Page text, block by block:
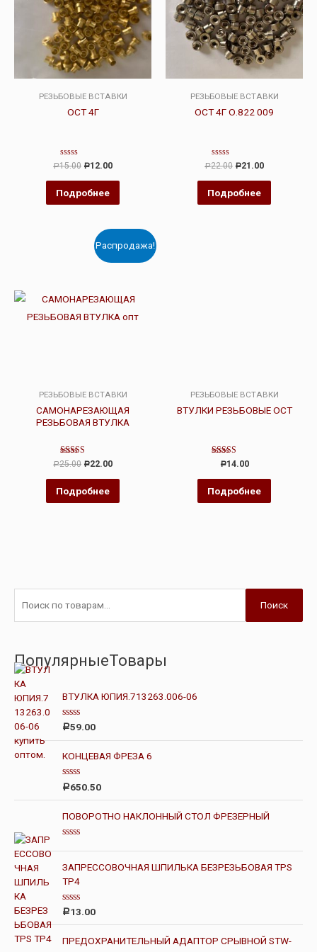
РЕЗЬБОВЫЕ ВСТАВКИ
ОСТ 4Г
Оценка
из
Р15.00 Р12.00
Подробнее
РЕЗЬБОВЫЕ ВСТАВКИ
ОСТ 4Г О.822 009
Оценка
из
Р22.00 Р21.00
Подробнее
Распродажа!
РЕЗЬБОВЫЕ ВСТАВКИ
САМОНАРЕЗАЮЩАЯ
РЕЗЬБОВАЯ ВТУЛКА
Оценка
из 5
Р25.00 Р22.00
Подробнее
РЕЗЬБОВЫЕ ВСТАВКИ
ВТУЛКИ РЕЗЬБОВЫЕ ОСТ
Оценка
из 5
Р14.00
Подробнее
Поиск
ПопулярныеТовары
ВТУЛКА ЮПИЯ.713263.006-06
О
е
н
к
а
0
и
з
Р59.00
КОНЦЕВАЯ ФРЕЗА 6
О
н
к
а
и
5
Р650.50
ПОВОРОТНО НАКЛОННЫЙ СТОЛ ФРЕЗЕРНЫЙ
ц
е
н
к
0
и
5
ЗАПРЕССОВОЧНАЯ ШПИЛЬКА БЕЗРЕЗЬБОВАЯ TPS
ТР4
О
н
к
Р13.00
ПРЕДОХРАНИТЕЛЬНЫЙ АДАПТОР СРЫВНОЙ STW-